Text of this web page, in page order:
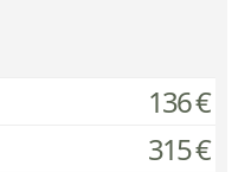
136 €
315 €